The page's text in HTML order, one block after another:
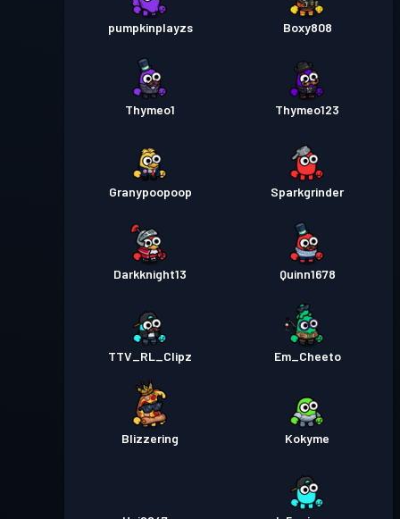
pumpkinplayzs Boxy808
Thymeo1 Thymeo123
Granypoopoop Sparkgrinder
Darkknight13 Quinn1678
TTV_RL_Clipz Em_Cheeto
Blizzering Kokyme